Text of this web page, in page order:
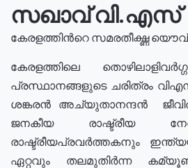
സഖാവ് വി.എസ്
കേരളത്തിൻറെ സമരതീക്ഷ്ണ
കേരളത്തിലെ
പ്രസ്ഥാനങ്ങളുടെ ചരിത്രം
ശങ്കരൻ അച്യുതാനന്ദൻ
ജനകീയ രാഷ്ട്രീയ
രാഷ്ട്രീയപ്രവർത്തകനും
ഏറ്റവും തലമുതിർന്ന